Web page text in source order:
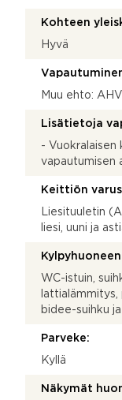
Kohteen
Hyvä
Muu ehto:
Lisätietoja
- Vuokralaisen
vapautumisen
Keittiön
Liesituuletin
liesi, uuni ja
WC-istuin,
lattialämmitys,
bidee-suihku
Parveke:
Kyllä
Näkymät